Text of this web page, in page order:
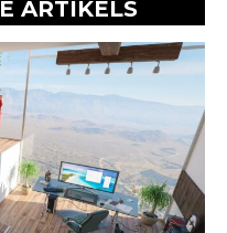
ARTIKELS